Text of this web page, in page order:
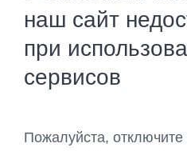
наш сайт
при
сервисов
Пожалуйста,